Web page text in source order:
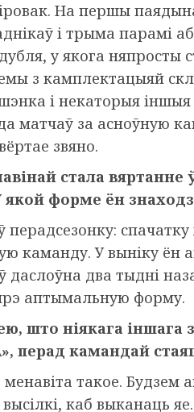
На першы
і трыма парамі
у якога няпросты
з камплектацыяй
і некаторыя іншыя
матчаў за асноўную
звяно.
стала вяртанне
форме ён
перадсезонку:
каманду. У выніку ён
даслоўна два тыдні
аптымальную форму.
што ніякага іншага
перад камандай
такое. Будзем
каб выканаць